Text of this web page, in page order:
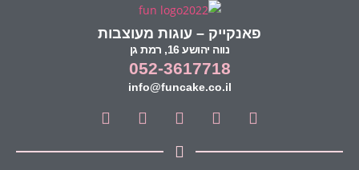
פאנקייק – עוגות מעוצבות
נווה יהושע 16, רמת גן
052-3617718
info@funcake.co.il